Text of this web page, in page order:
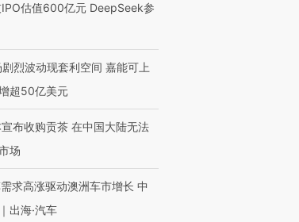
估值600亿元 DeepSeek参
烈波动现套利空间 嘉能可上
超50亿美元
布收购贡茶 在中国大陆无法
场
求高涨驱动澳洲车市增长 中
出海·汽车